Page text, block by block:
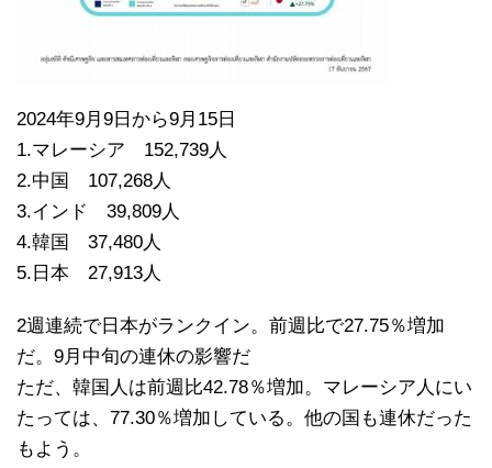
2024年9月9日から9月15日
1.マレーシア 152,739人
2.中国 107,268人
3.インド 39,809人
4.韓国 37,480人
5.日本 27,913人
2週連続で日本がランクイン。前週比で27.75％増加
だ。9月中旬の連休の影響だ
ただ、韓国人は前週比42.78％増加。マレーシア人にい
たっては、77.30％増加している。他の国も連休だった
もよう。